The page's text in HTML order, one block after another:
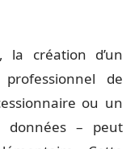
la création d’un
de
ou un
données – peut